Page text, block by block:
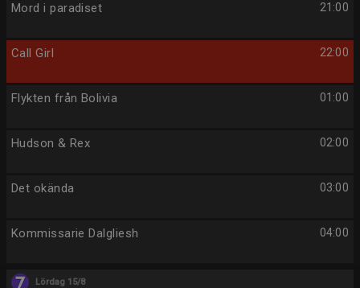
21:00
Mord i paradiset
22:00
Call Girl
01:00
Flykten från Bolivia
02:00
Hudson & Rex
03:00
Det okända
04:00
Kommissarie Dalgliesh
Lördag 15/8